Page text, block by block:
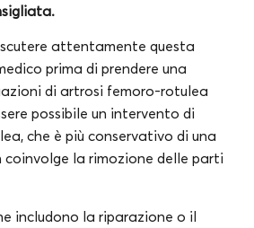
attentamente questa
prima di prendere una
di artrosi femoro-rotulea
possibile un intervento di
che è più conservativo di una
la rimozione delle parti
includono la riparazione o il